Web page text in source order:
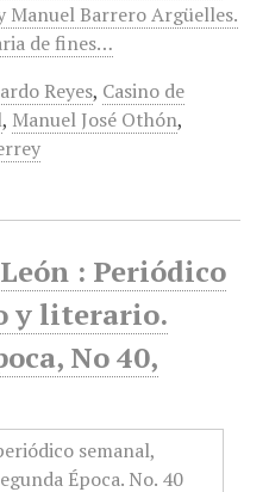
Barrero Argüelles.
de fines…
Reyes, Casino de
, Manuel José Othón,
: Periódico
y literario.
No 40,